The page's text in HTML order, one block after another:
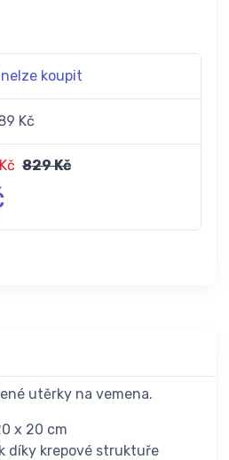
koupit
Kč
829 Kč
utěrky na vemena.
x 20 cm
díky krepové struktuře